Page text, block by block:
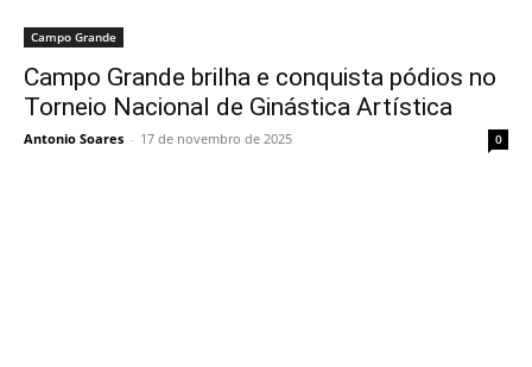
Campo Grande
Campo Grande brilha e conquista pódios no
Torneio Nacional de Ginástica Artística
Antonio Soares - 17 de novembro de 2025 0